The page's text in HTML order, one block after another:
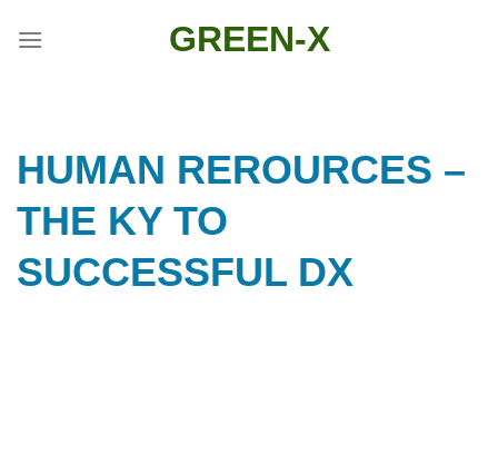
GREEN-X
HUMAN REROURCES –
THE KY TO
SUCCESSFUL DX